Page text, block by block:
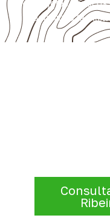
Projetos
pela ficha